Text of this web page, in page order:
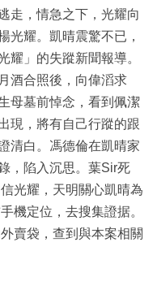
走，情急之下，光耀向
光耀。凱晴震驚不已，
耀」的失蹤新聞報導。
酒合照後，向偉滔求
母墓前悼念，看到佩潔
現，將有自己行蹤的跟
清白。馮德倫在凱晴家
，陷入沉思。葉Sir死
光耀，天明關心凱晴為
機定位，去搜集證据。
賣袋，查到與本案相關